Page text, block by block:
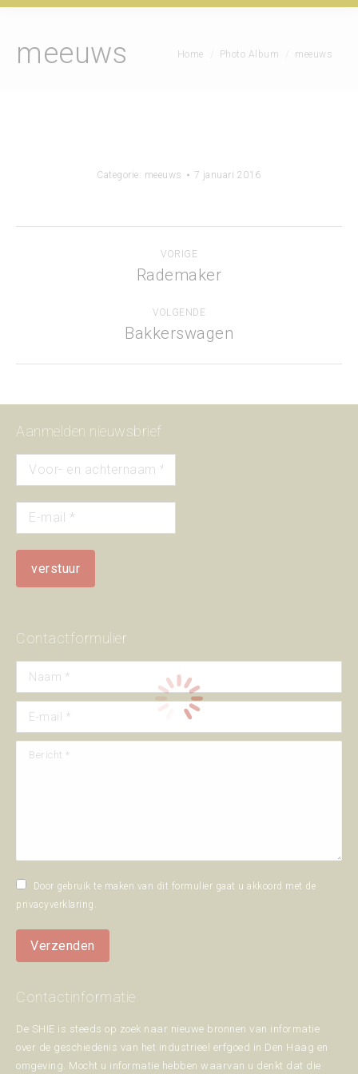
meeuws Je bent hier:
Home Photo Album meeuws
Categorie: meeuws 7 januari 2016
VORIGE
Vorig
Rademaker
VOLGENDE
Volgend
Bakkerswagen
Aanmelden nieuwsbrief
Contactformulier
Naam *
E-mail *
Bericht *
Door gebruik te maken van dit formulier gaat u akkoord met de
privacyverklaring .
Verzenden
Contactinformatie
De SHIE is steeds op zoek naar nieuwe bronnen van informatie
over de geschiedenis van het industrieel erfgoed in Den Haag en
omgeving. Mocht u informatie hebben waarvan u denkt dat die